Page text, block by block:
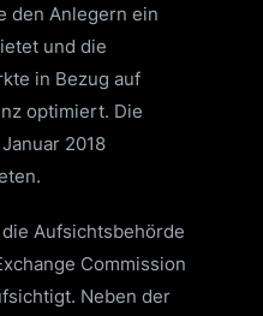
den Anlegern ein
und die
in Bezug auf
optimiert. Die
2018
Aufsichtsbehörde
Commission
Neben der